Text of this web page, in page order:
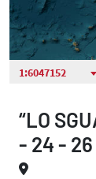
“LO
- 24 -